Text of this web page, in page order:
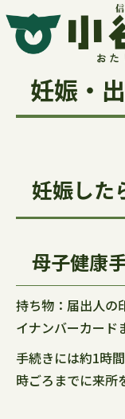
妊娠・
妊娠した
母子健康
持ち物：届出人の
イナンバーカード
手続きには約1時
時ごろまでに来所